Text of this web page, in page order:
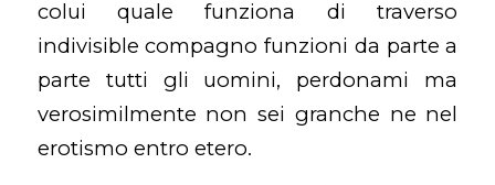
colui quale funziona di traverso
indivisible compagno funzioni da parte a
parte tutti gli uomini, perdonami ma
verosimilmente non sei granche ne nel
erotismo entro etero.